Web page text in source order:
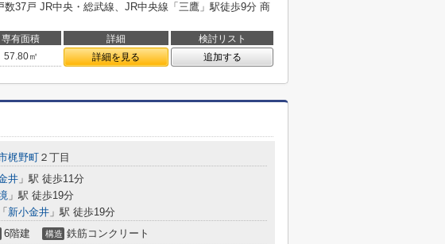
数37戸 JR中央・総武線、JR中央線「三鷹」駅徒歩9分 商
専有面積 詳細
検討リスト
57.80㎡ 詳細を見る 追加する
梶野町 ２丁目
井 」駅 徒歩11分
」駅 徒歩19分
「 新小金井 」駅 徒歩19分
6階建 構造 鉄筋コンクリート